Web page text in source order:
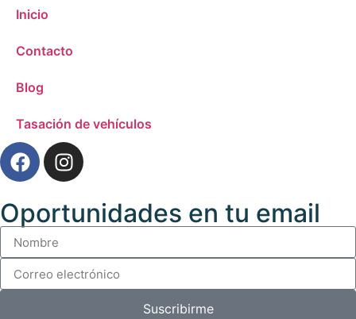
Inicio
Contacto
Blog
Tasación de vehículos
Oportunidades en tu email
Suscribirme